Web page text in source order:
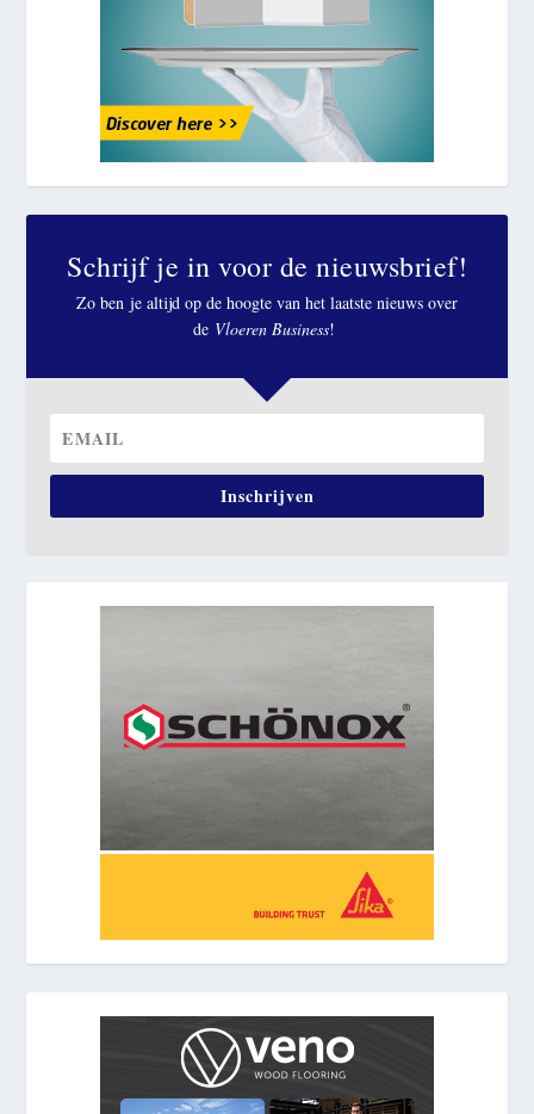
Schrijf je in voor de nieuwsbrief!
Zo ben je altijd op de hoogte van het laatste nieuws over
de Vloeren Business!
Inschrijven